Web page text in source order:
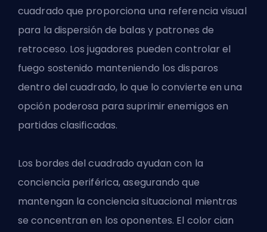
cuadrado que proporciona una referencia visual
para la dispersión de balas y patrones de
retroceso. Los jugadores pueden controlar el
fuego sostenido manteniendo los disparos
dentro del cuadrado, lo que lo convierte en una
opción poderosa para suprimir enemigos en
partidas clasificadas.
Los bordes del cuadrado ayudan con la
conciencia periférica, asegurando que
mantengan la conciencia situacional mientras
se concentran en los oponentes. El color cian